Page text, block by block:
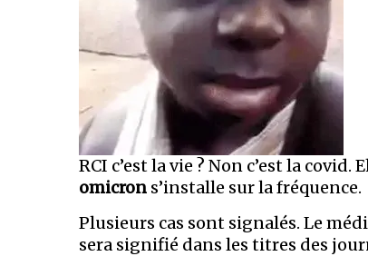
RCI c’est la vie ? Non c’est la covid.
omicron s’installe sur la fréquence.
Plusieurs cas sont signalés. Le
sera signifié dans les titres des